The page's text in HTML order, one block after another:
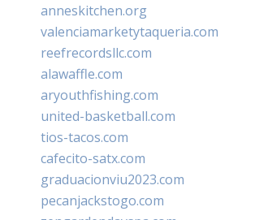
anneskitchen.org
valenciamarketytaqueria.com
reefrecordsllc.com
alawaffle.com
aryouthfishing.com
united-basketball.com
tios-tacos.com
cafecito-satx.com
graduacionviu2023.com
pecanjackstogo.com